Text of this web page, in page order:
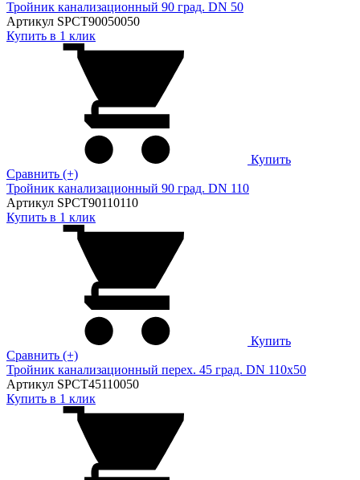
Тройник канализационный 90 град. DN 50
Артикул SPCT90050050
Купить в 1 клик
Купить
Сравнить (+)
Тройник канализационный 90 град. DN 110
Артикул SPCT90110110
Купить в 1 клик
Купить
Сравнить (+)
Тройник канализационный перех. 45 град. DN 110х50
Артикул SPCT45110050
Купить в 1 клик